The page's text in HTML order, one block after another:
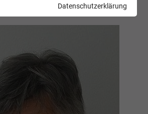
Datenschutzerklärung